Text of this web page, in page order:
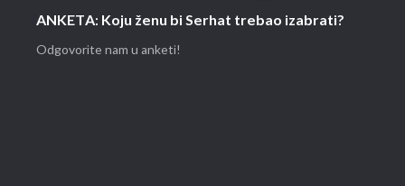
ANKETA: Koju ženu bi Serhat trebao izabrati?
Odgovorite nam u anketi!